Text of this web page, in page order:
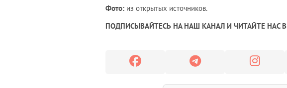
Фото: из открытых источников.
ПОДПИСЫВАЙТЕСЬ НА НАШ КАНАЛ И ЧИТАЙТЕ НАС В